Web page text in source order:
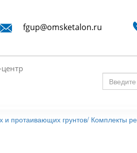
fgup@omsketalon.ru
для
протаивающих грунтов/ Комплекты